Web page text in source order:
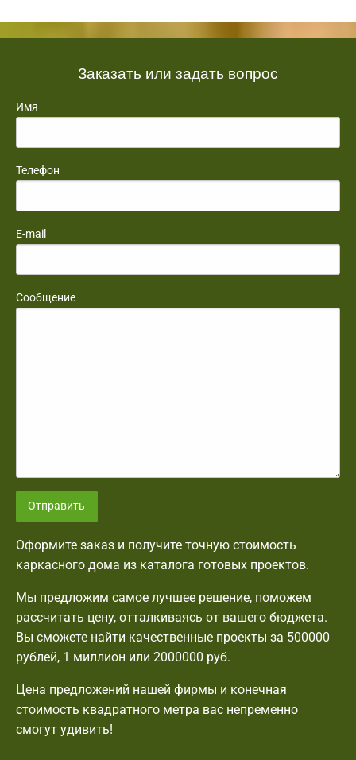
Заказать или задать вопрос
Имя
Телефон
E-mail
Сообщение
Отправить
Оформите заказ и получите точную стоимость
каркасного дома из каталога готовых проектов.
Мы предложим самое лучшее решение, поможем
рассчитать цену, отталкиваясь от вашего бюджета.
Вы сможете найти качественные проекты за 500000
рублей, 1 миллион или 2000000 руб.
Цена предложений нашей фирмы и конечная
стоимость квадратного метра вас непременно
смогут удивить!